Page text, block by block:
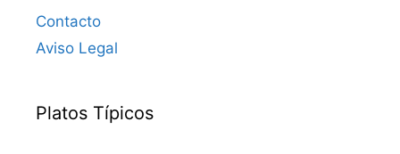
Contacto
Aviso Legal
Platos Típicos